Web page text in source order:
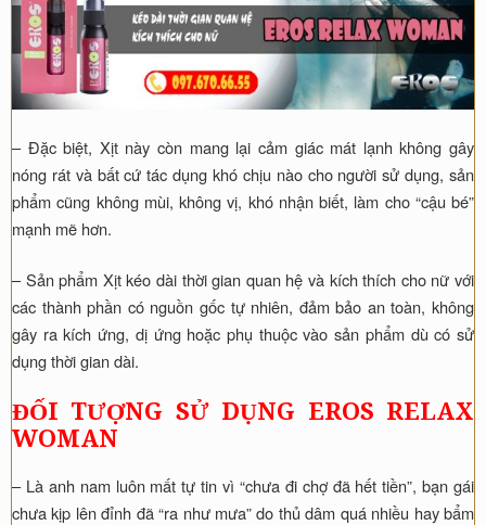
– Đặc biệt, Xịt này còn mang lại cảm giác mát lạnh không gây
nóng rát và bất cứ tác dụng khó chịu nào cho người sử dụng, sản
phẩm cũng không mùi, không vị, khó nhận biết, làm cho “cậu bé”
mạnh mẽ hơn.
– Sản phẩm Xịt kéo dài thời gian quan hệ và kích thích cho nữ với
các thành phần có nguồn gốc tự nhiên, đảm bảo an toàn, không
gây ra kích ứng, dị ứng hoặc phụ thuộc vào sản phẩm dù có sử
dụng thời gian dài.
ĐỐI TƯỢNG SỬ DỤNG EROS RELAX
WOMAN
– Là anh nam luôn mất tự tin vì “chưa đi chợ đã hết tiền”, bạn gái
chưa kịp lên đỉnh đã “ra như mưa” do thủ dâm quá nhiều hay bẩm